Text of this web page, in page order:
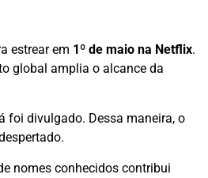
estrear em 1º de maio na Netflix.
global amplia o alcance da
foi divulgado. Dessa maneira, o
nomes conhecidos contribui